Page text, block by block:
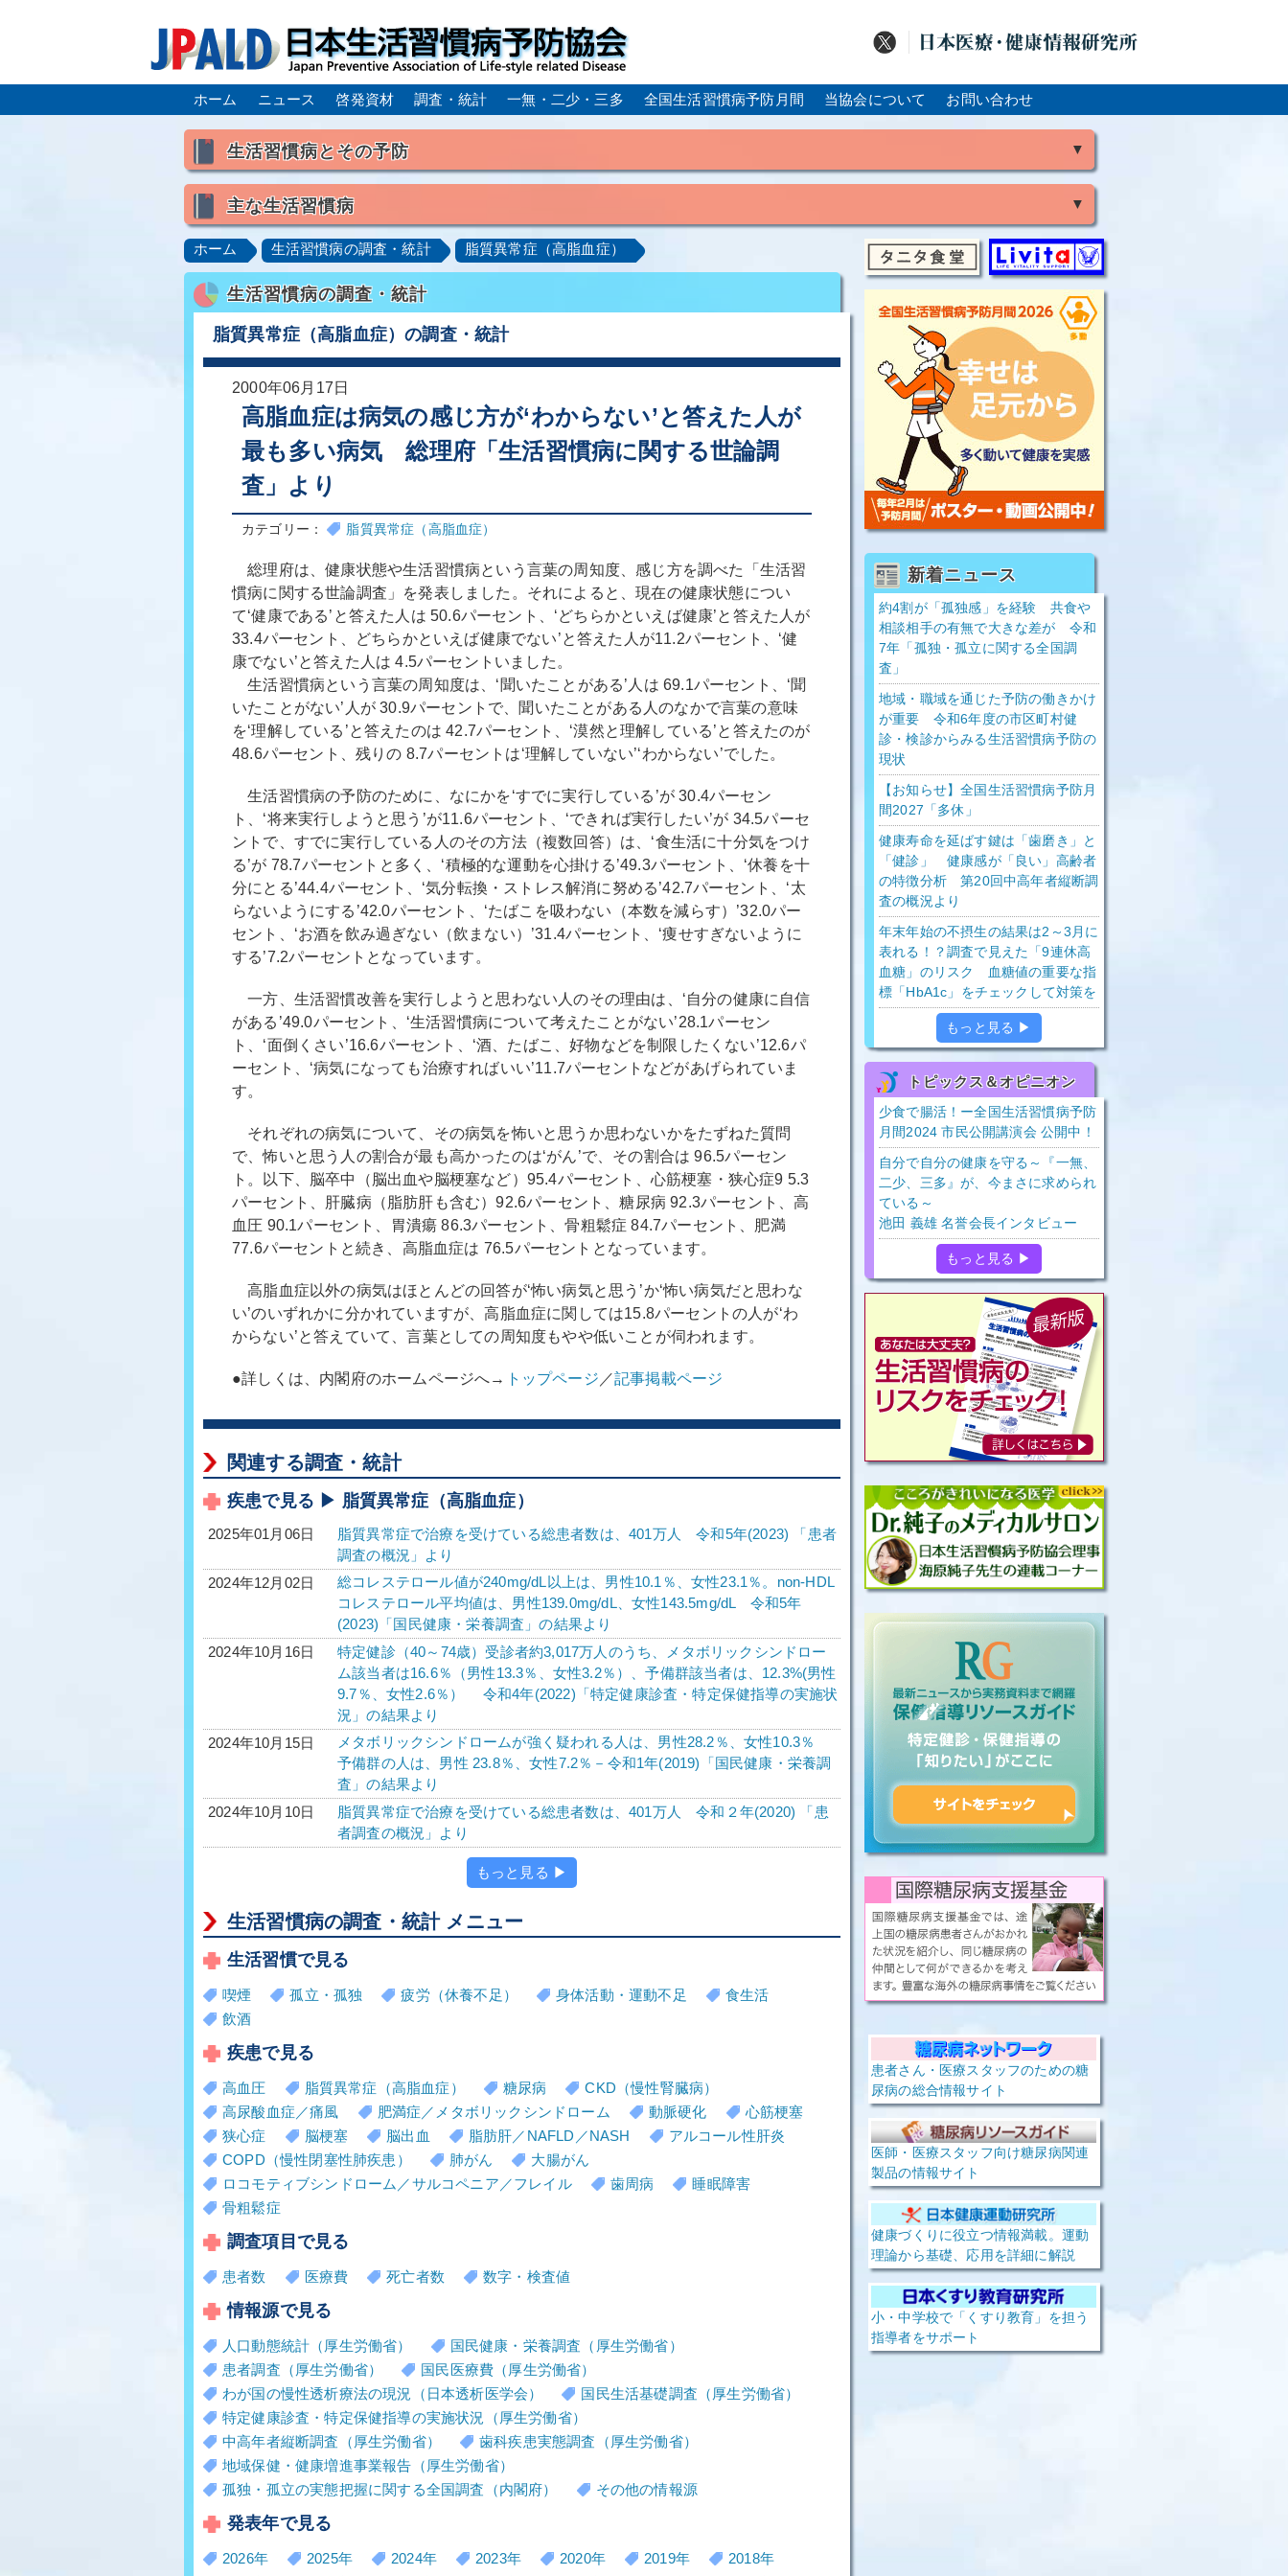
ホーム ニュース 啓発資材 調査・統計 一無・二少・三多 全国生活習慣病予防月間 当協会について お問い合わせ
▼
生活習慣病とその予防
喫煙
食生活
▼
主な生活習慣病
高血圧 脂質異常症（高脂血症） 糖尿病 CKD（慢性腎臓病）
高尿酸血症／痛風
肥満症／メタボリックシンドローム
動脈硬化 心筋梗塞 狭心症 脳梗塞
脳出血
脂肪肝／NAFLD／NASH
アルコール肝疾患 大腸がん
骨粗鬆症
ロコモティブシンドローム／サルコペニア／フレイル
歯周病
ホーム 生活習慣病の調査・統計 脂質異常症（高脂血症）
生活習慣病の調査・統計
脂質異常症（高脂血症）の調査・統計
2000年06月17日
高脂血症は病気の感じ方が‘わからない’と答えた人が
最も多い病気 総理府「生活習慣病に関する世論調
査」より
カテゴリー： 脂質異常症（高脂血症）
総理府は、健康状態や生活習慣病という言葉の周知度、感じ方を調べた「生活習
慣病に関する世論調査」を発表しました。それによると、現在の健康状態につい
て‘健康である’と答えた人は 50.6パーセント、‘どちらかといえば健康’と答えた人が
33.4パーセント、どちらかといえば健康でない’と答えた人が11.2パーセント、‘健
康でない’と答えた人は 4.5パーセントいました。
生活習慣病という言葉の周知度は、‘聞いたことがある’人は 69.1パーセント、‘聞
いたことがない’人が 30.9パーセントで、聞いたことがある人のなかで言葉の意味
を‘理解している’と答えたのは 42.7パーセント、‘漠然と理解している’と答えたのが
48.6パーセント、残りの 8.7パーセントは‘理解していない’‘わからない’でした。
生活習慣病の予防のために、なにかを‘すでに実行している’が 30.4パーセン
ト、‘将来実行しようと思う’が11.6パーセント、‘できれば実行したい’が 34.5パーセ
ントで、すでに実行している人のその方法（複数回答）は、‘食生活に十分気をつけ
る’が 78.7パーセントと多く、‘積極的な運動を心掛ける’49.3パーセント、‘休養を十
分にとる’44.4パーセント、‘気分転換・ストレス解消に努める’42.7パーセント、‘太
らないようにする’42.0パーセント、‘たばこを吸わない（本数を減らす）’32.0パー
セント、‘お酒を飲み過ぎない（飲まない）’31.4パーセント、‘痩せすぎないように
する’7.2パーセントとなっています。
一方、生活習慣改善を実行しようと思わない人のその理由は、‘自分の健康に自信
がある’49.0パーセント、‘生活習慣病について考えたことがない’28.1パーセン
ト、‘面倒くさい’16.6パーセント、‘酒、たばこ、好物などを制限したくない’12.6パ
ーセント、‘病気になっても治療すればいい’11.7パーセントなどがあげられていま
す。
それぞれの病気について、その病気を怖いと思うか思わないかをたずねた質問
で、怖いと思う人の割合が最も高かったのは‘がん’で、その割合は 96.5パーセン
ト。以下、脳卒中（脳出血や脳梗塞など）95.4パーセント、心筋梗塞・狭心症9 5.3
パーセント、肝臓病（脂肪肝も含む）92.6パーセント、糖尿病 92.3パーセント、高
血圧 90.1パーセント、胃潰瘍 86.3パーセント、骨粗鬆症 84.7パーセント、肥満
77.6パーセントと続き、高脂血症は 76.5パーセントとなっています。
高脂血症以外の病気はほとんどの回答が‘怖い病気と思う’か‘怖い病気だと思わな
い’のいずれかに分かれていますが、高脂血症に関しては15.8パーセントの人が‘わ
からない’と答えていて、言葉としての周知度もやや低いことが伺われます。
●詳しくは、内閣府のホームページへ→ トップページ ／記事掲載ページ
関連する調査・統計
疾患で見る ▶ 脂質異常症（高脂血症）
2025年01月06日
脂質異常症で治療を受けている総患者数は、401万人 令和5年(2023) 「患者
調査の概況」より
2024年12月02日
総コレステロール値が240mg/dL以上は、男性10.1％、女性23.1％。non-HDL
コレステロール平均値は、男性139.0mg/dL、女性143.5mg/dL 令和5年
(2023)「国民健康・栄養調査」の結果より
2024年10月16日
特定健診（40～74歳）受診者約3,017万人のうち、メタボリックシンドロー
ム該当者は16.6％（男性13.3％、女性3.2％）、予備群該当者は、12.3%(男性
9.7％、女性2.6％） 令和4年(2022)「特定健康診査・特定保健指導の実施状
況」の結果より
2024年10月15日
メタボリックシンドロームが強く疑われる人は、男性28.2％、女性10.3％
予備群の人は、男性 23.8％、女性7.2％－令和1年(2019)「国民健康・栄養調
査」の結果より
2024年10月10日
脂質異常症で治療を受けている総患者数は、401万人 令和２年(2020) 「患
者調査の概況」より
もっと見る ▶
生活習慣病の調査・統計 メニュー
生活習慣で見る
喫煙 孤立・孤独 疲労（休養不足） 身体活動・運動不足
食生活
飲酒
疾患で見る
高血圧 脂質異常症（高脂血症） 糖尿病
CKD（慢性腎臓病）
高尿酸血症／痛風
肥満症／メタボリックシンドローム 動脈硬化
心筋梗塞
狭心症
脳梗塞 脳出血 脂肪肝／NAFLD／NASH
アルコール性肝炎
COPD（慢性閉塞性肺疾患）
肺がん
大腸がん
ロコモティブシンドローム／サルコペニア／フレイル
歯周病
睡眠障害
骨粗鬆症
調査項目で見る
患者数 医療費 死亡者数 数字・検査値
情報源で見る
人口動態統計（厚生労働省）
国民健康・栄養調査（厚生労働省）
患者調査（厚生労働省）
国民医療費（厚生労働省）
わが国の慢性透析療法の現況（日本透析医学会）
国民生活基礎調査（厚生労働省）
特定健康診査・特定保健指導の実施状況（厚生労働省）
中高年者縦断調査（厚生労働省）
歯科疾患実態調査（厚生労働省）
地域保健・健康増進事業報告（厚生労働省）
孤独・孤立の実態把握に関する全国調査（内閣府）
その他の情報源
発表年で見る
2026年 2025年 2024年 2023年 2020年 2019年
2018年
新着ニュース
約4割が「孤独感」を経験 共食や
相談相手の有無で大きな差が 令和
7年「孤独・孤立に関する全国調
査」
地域・職域を通じた予防の働きかけ
が重要 令和6年度の市区町村健
診・検診からみる生活習慣病予防の
現状
【お知らせ】全国生活習慣病予防月
間2027「多休」
健康寿命を延ばす鍵は「歯磨き」と
「健診」 健康感が「良い」高齢者
の特徴分析 第20回中高年者縦断調
査の概況より
年末年始の不摂生の結果は2～3月に
表れる！？調査で見えた「9連休高
血糖」のリスク 血糖値の重要な指
標「HbA1c」をチェックして対策を
もっと見る ▶
トピックス＆オピニオン
少食で腸活！ー全国生活習慣病予防
月間2024 市民公開講演会 公開中！
自分で自分の健康を守る～『一無、
二少、三多』が、今まさに求められ
ている～
池田 義雄 名誉会長インタビュー
もっと見る ▶
患者さん・医療スタッフのための糖
尿病の総合情報サイト
医師・医療スタッフ向け糖尿病関連
製品の情報サイト
健康づくりに役立つ情報満載。運動
理論から基礎、応用を詳細に解説
小・中学校で「くすり教育」を担う
指導者をサポート